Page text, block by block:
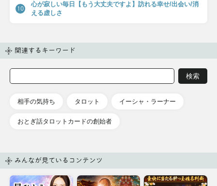
10
心が寂しい毎日【もう大丈夫ですよ】訪れる幸せ/出会い/消
える虚しさ
関連するキーワード
相手の気持ち タロット イーシャ・ラーナー
おとぎ話タロットカードの創始者
みんなが見ているコンテンツ